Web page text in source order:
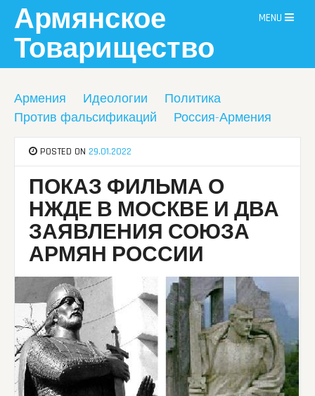
content
Армянское
Товарищество
MENU
Армения Идеологии
Политика
Против фальсификаций
Россия-Армения
POSTED ON 29.01.2022
ПОКАЗ ФИЛЬМА О
НЖДЕ В МОСКВЕ И ДВА
ЗАЯВЛЕНИЯ СОЮЗА
АРМЯН РОССИИ